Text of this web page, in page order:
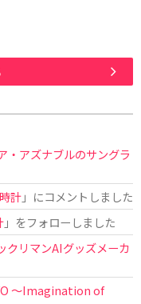
・アズナブルのサングラ
計」にコメントしました
」をフォローしました
クリマンAIグッズメーカ
〜Imagination of